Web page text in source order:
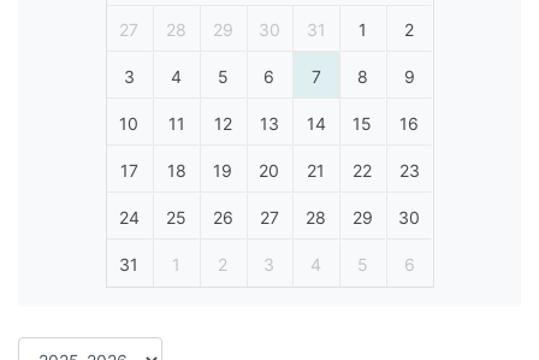
27 28 29 30 31 1 2
3 4 5 6 7 8 9
10 11 12 13 14 15 16
17 18 19 20 21 22 23
24 25 26 27 28 29 30
31 1 2 3 4 5 6